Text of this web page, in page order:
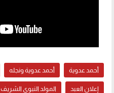
أحمد عدوية أحمد عدوية ونجله
إعلان العبد المولد النبوي الشريف